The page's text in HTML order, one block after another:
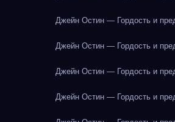
Джейн Остин — Гордость и
Джейн Остин — Гордость и
Джейн Остин — Гордость и
Джейн Остин — Гордость и